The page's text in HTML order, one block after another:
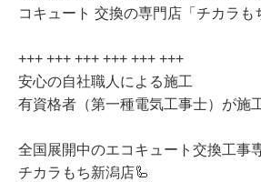
コキュート 交換の専門店「チカラも
+++ +++ +++ +++ +++ +++
安心の自社職人による施工
有資格者（第一種電気工事士）が施
全国展開中のエコキュート交換工事
チカラもち新潟店🦾